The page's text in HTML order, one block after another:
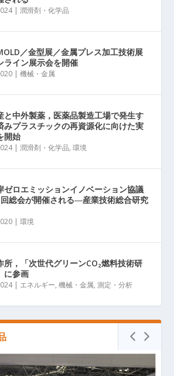
|潤滑剤・化学品
／金型展／金属プレス加工技術展
ライン展示会を開催
|機械・金属
と中外製薬，医薬品製造工場で発生す
みプラスチックの再資源化に向けた実
開始
|潤滑剤・化学品,環境
ゼロエミッションイノベーション協議
総会が開催される―産業技術総合研究
|環境
所，「次世代グリーンCO₂燃料技術研
に参画
| エネルギー,機械・金属,測定・分析